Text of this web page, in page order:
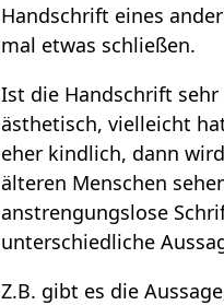
Handschrift eines
mal etwas schließen.
Ist die Handschrift
ästhetisch, vielleicht
eher kindlich, dann
älteren Menschen
anstrengungslose
unterschiedliche
Z.B. gibt es die